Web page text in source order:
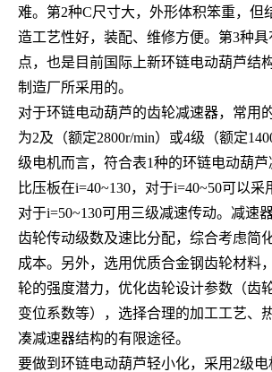
难。第2种C尺寸大，外形体积笨重，但
造工艺性好，装配、维修方便。第3种具
点，也是目前国际上新环链电动葫芦结
制造厂所采用的。
对于环链电动葫芦的齿轮减速器，常用
为2及（额定2800r/min）或4级（额定
级电机而言，符合表1种的环链电动葫
比压板在i=40~130，对于i=40~50可以采
对于i=50~130可用三级减速传动。减速
齿轮传动级数及速比分配，综合考虑简
成本。另外，选用优质合金钢齿轮材料
轮的强度潜力，优化齿轮设计参数（齿
变位系数等），选择合理的加工工艺、
凑减速器结构的有限途径。
要做到环链电动葫芦轻小化，采用 2级电